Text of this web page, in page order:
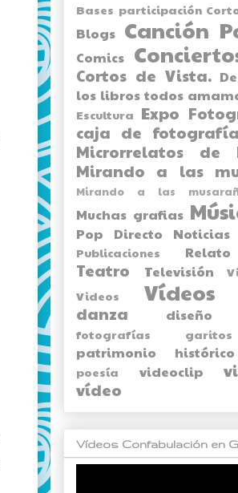
Bases participación
Blogs Canción
Comics
Cortos de Vista.
los libros todos
Escultura Expo
caja de
Microrrelatos de
Mirando a las
Mirando a las
Muchas grafias
Pop Directo Noticias
Publicaciones Relato
Teatro Televisión
Videos
Vídeos
danza diseño
fotografías garitos
patrimonio histórico
poesía videoclip
vídeo
Vídeos Confabulación en